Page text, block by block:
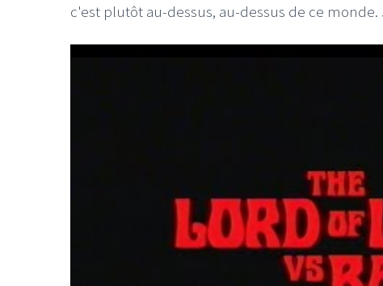
c'est plutôt au-dessus, au-dessus de ce